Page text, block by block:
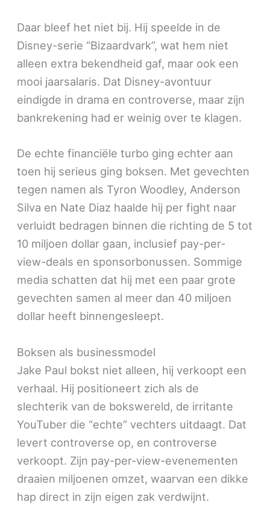
Daar bleef het niet bij. Hij speelde in de
Disney-serie “Bizaardvark”, wat hem niet
alleen extra bekendheid gaf, maar ook een
mooi jaarsalaris. Dat Disney-avontuur
eindigde in drama en controverse, maar zijn
bankrekening had er weinig over te klagen.
De echte financiële turbo ging echter aan
toen hij serieus ging boksen. Met gevechten
tegen namen als Tyron Woodley, Anderson
Silva en Nate Diaz haalde hij per fight naar
verluidt bedragen binnen die richting de 5 tot
10 miljoen dollar gaan, inclusief pay-per-
view-deals en sponsorbonussen. Sommige
media schatten dat hij met een paar grote
gevechten samen al meer dan 40 miljoen
dollar heeft binnengesleept.
Boksen als businessmodel
Jake Paul bokst niet alleen, hij verkoopt een
verhaal. Hij positioneert zich als de
slechterik van de bokswereld, de irritante
YouTuber die “echte” vechters uitdaagt. Dat
levert controverse op, en controverse
verkoopt. Zijn pay-per-view-evenementen
draaien miljoenen omzet, waarvan een dikke
hap direct in zijn eigen zak verdwijnt.